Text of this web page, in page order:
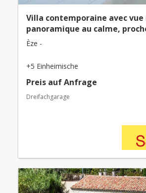
Villa contemporaine avec vue
panoramique au calme,
Èze -
+5 Einheimische
Preis auf Anfrage
Dreifachgarage